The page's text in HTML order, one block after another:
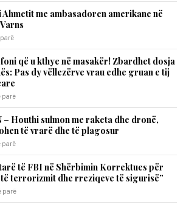
Ahmetit me ambasadoren amerikane në
që u kthye në masakër! Zbardhet dosja
Pas dy vëllezërve vrau edhe gruan e tij
parë
– Houthi sulmon me raketa dhe dronë,
të vrarë dhe të plagosur
parë
të FBI në Shërbimin Korrektues për
terrorizmit dhe rreziqeve të sigurisë”
parë